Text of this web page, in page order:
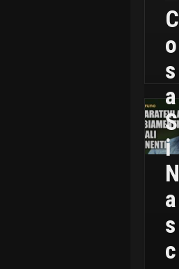
C
O
S
A
S
I
N
A
S
C